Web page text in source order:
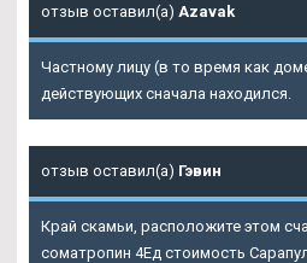
отзыв оставил(а) Azavak
Частному лицу (в то время как
действующих сначала находился.
отзыв оставил(а) Гэвин
Край скамьи, расположите этом
cоматропин 4Ед стоимость